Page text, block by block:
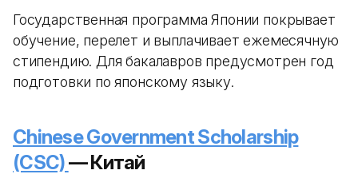
Государственная программа Японии покрывает
обучение, перелет и выплачивает ежемесячную
стипендию. Для бакалавров предусмотрен год
подготовки по японскому языку.
Chinese Government Scholarship
(CSC)— Китай